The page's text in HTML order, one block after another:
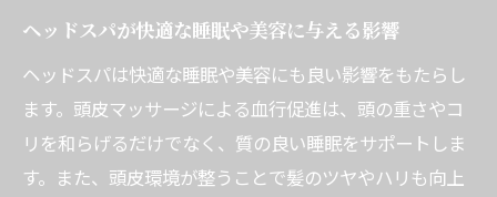
ヘッドスパが快適な睡眠や美容に与える影響
ヘッドスパは快適な睡眠や美容にも良い影響をもたらし
ます。頭皮マッサージによる血行促進は、頭の重さやコ
リを和らげるだけでなく、質の良い睡眠をサポートしま
す。また、頭皮環境が整うことで髪のツヤやハリも向上